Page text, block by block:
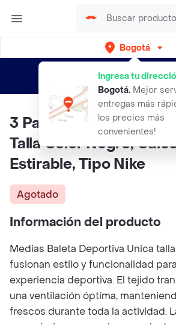
Bogotá
Ingresa tu
Bogotá. Mejor
entregas más
los precios más
convenientes!
envíos gratis por semanas
3 Pares De Medias
Talla Color Negro,
Estirable, Tipo Nike
Agotado
Información del producto
Medias Baleta Deportiva Unica
fusionan estilo y funcionalidad
experiencia deportiva. El tejido
una ventilación óptima,
frescos durante toda la actividad.